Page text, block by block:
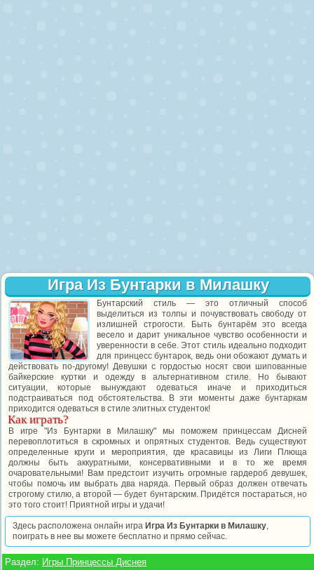
Игра Из Бунтарки в Милашку
Бунтарский стиль — это отличный способ
выделиться из толпы и почувствовать свободу от
излишней строгости. Быть бунтарём это всегда
весело и дарит уникальное чувство особенности и
уверенности в себе. Этот стиль идеально подходит
для принцесс бунтарок, ведь они обожают думать и
действовать по-другому! Девушки с гордостью носят свои шипованные
байкерские куртки и одежду в альтернативном стиле. Но бывают
ситуации, которые вынуждают одеваться иначе и приходиться
подстраиваться под обстоятельства. В эти моменты даже бунтаркам
приходится одеваться в стиле элитных студенток!
Как играть?
В игре "Из Бунтарки в Милашку" мы поможем принцессам Дисней
перевоплотиться в скромных и опрятных студентов. Ведь существуют
определенные круги и мероприятия, где красавицы из Лиги Плюща
должны быть аккуратными, консервативными и в то же время
очаровательными! Вам предстоит изучить огромные гардероб девушек,
чтобы помочь им выбрать два наряда. Первый образ должен отвечать
строгому стилю, а второй — будет бунтарским. Придётся постараться, но
это того стоит! Приятной игры и удачи!
Здесь расположена онлайн игра Игра Из Бунтарки в Милашку,
поиграть в нее вы можете бесплатно и прямо сейчас.
Раздел: Игры Принцессы Диснея